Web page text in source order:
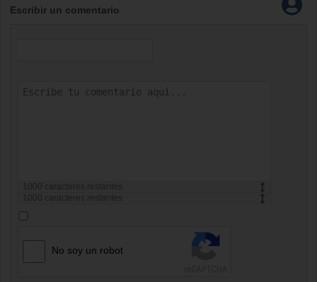
Escribir un comentario
1000
caracteres restantes
1000
caracteres restantes
No soy un robot